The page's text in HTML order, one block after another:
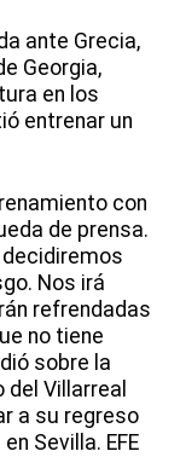
ante Grecia,
Georgia,
en los
entrenar un
con
de prensa.
Nos irá
refrendadas
no tiene
sobre la
Villarreal
a su regreso
Sevilla. EFE